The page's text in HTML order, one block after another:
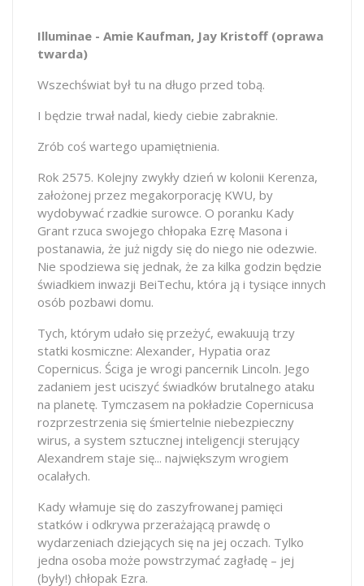
Illuminae - Amie Kaufman, Jay Kristoff (oprawa
twarda)
Wszechświat był tu na długo przed tobą.
I będzie trwał nadal, kiedy ciebie zabraknie.
Zrób coś wartego upamiętnienia.
Rok 2575. Kolejny zwykły dzień w kolonii Kerenza,
założonej przez megakorporację KWU, by
wydobywać rzadkie surowce. O poranku Kady
Grant rzuca swojego chłopaka Ezrę Masona i
postanawia, że już nigdy się do niego nie odezwie.
Nie spodziewa się jednak, że za kilka godzin będzie
świadkiem inwazji BeiTechu, która ją i tysiące innych
osób pozbawi domu.
Tych, którym udało się przeżyć, ewakuują trzy
statki kosmiczne: Alexander, Hypatia oraz
Copernicus. Ściga je wrogi pancernik Lincoln. Jego
zadaniem jest uciszyć świadków brutalnego ataku
na planetę. Tymczasem na pokładzie Copernicusa
rozprzestrzenia się śmiertelnie niebezpieczny
wirus, a system sztucznej inteligencji sterujący
Alexandrem staje się... największym wrogiem
ocalałych.
Kady włamuje się do zaszyfrowanej pamięci
statków i odkrywa przerażającą prawdę o
wydarzeniach dziejących się na jej oczach. Tylko
jedna osoba może powstrzymać zagładę – jej
(były!) chłopak Ezra.